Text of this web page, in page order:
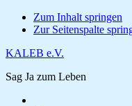
Zum Inhalt springen
Zur Seitenspalte
KALEB e.V.
Sag Ja zum Leben